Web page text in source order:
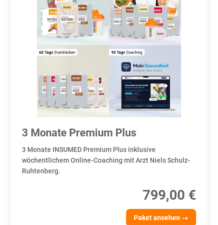
3 Monate Premium Plus
3 Monate INSUMED Premium Plus inklusive
wöchentlichem Online-Coaching mit Arzt Niels Schulz-
Ruhtenberg.
799,00 €
Paket ansehen →